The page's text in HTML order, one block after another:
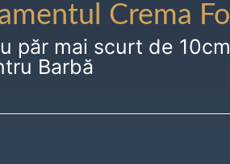
Crema
păr mai scurt de
Barbă